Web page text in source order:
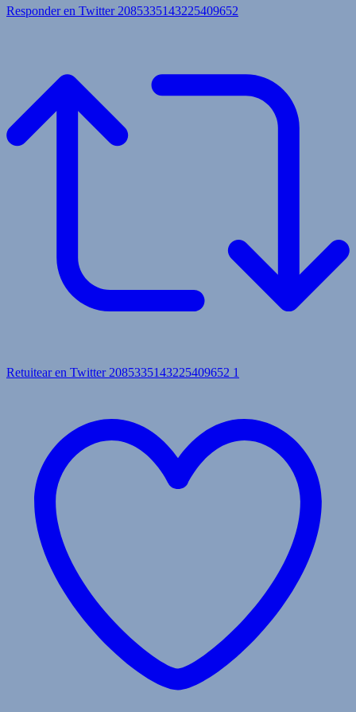
Responder en Twitter 2085335143225409652
Retuitear en Twitter 2085335143225409652 1